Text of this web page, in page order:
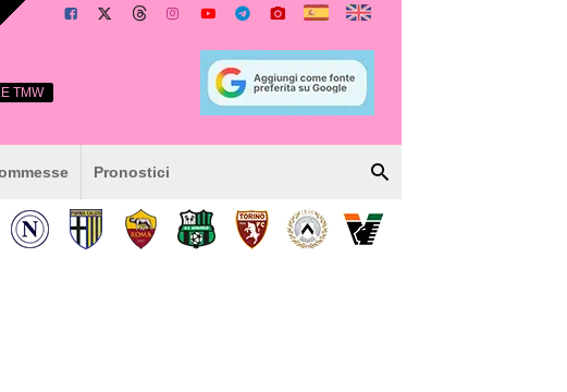
TMW
Pronostici